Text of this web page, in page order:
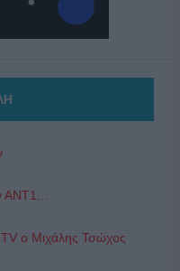
ΑΝΤ1...
o Μιχάλης Τσώχος